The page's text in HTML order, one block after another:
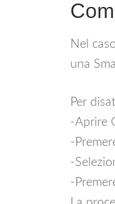
Nel
una
Per
-Aprire
-
-
-